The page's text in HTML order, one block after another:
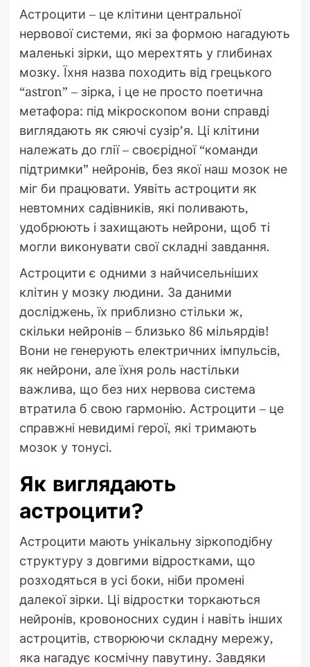
Астроцити – це клітини центральної
нервової системи, які за формою нагадують
маленькі зірки, що мерехтять у глибинах
мозку. Їхня назва походить від грецького
“astron” – зірка, і це не просто поетична
метафора: під мікроскопом вони справді
виглядають як сяючі сузір’я. Ці клітини
належать до глії – своєрідної “команди
підтримки” нейронів, без якої наш мозок не
міг би працювати. Уявіть астроцити як
невтомних садівників, які поливають,
удобрюють і захищають нейрони, щоб ті
могли виконувати свої складні завдання.
Астроцити є одними з найчисельніших
клітин у мозку людини. За даними
досліджень, їх приблизно стільки ж,
скільки нейронів – близько 86 мільярдів!
Вони не генерують електричних імпульсів,
як нейрони, але їхня роль настільки
важлива, що без них нервова система
втратила б свою гармонію. Астроцити – це
справжні невидимі герої, які тримають
мозок у тонусі.
Як виглядають
астроцити?
Астроцити мають унікальну зіркоподібну
структуру з довгими відростками, що
розходяться в усі боки, ніби промені
далекої зірки. Ці відростки торкаються
нейронів, кровоносних судин і навіть інших
астроцитів, створюючи складну мережу,
яка нагадує космічну павутину. Завдяки